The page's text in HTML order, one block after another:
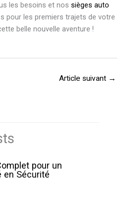
les besoins et nos sièges auto
pour les premiers trajets de votre
belle nouvelle aventure !
Article suivant →
pour un
en Sécurité